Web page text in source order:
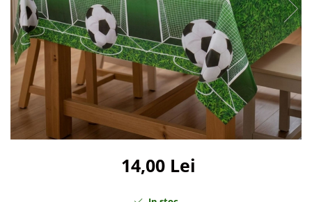
Bidoane si termosuri sportive
Sepci
Trofee
14,00 Lei